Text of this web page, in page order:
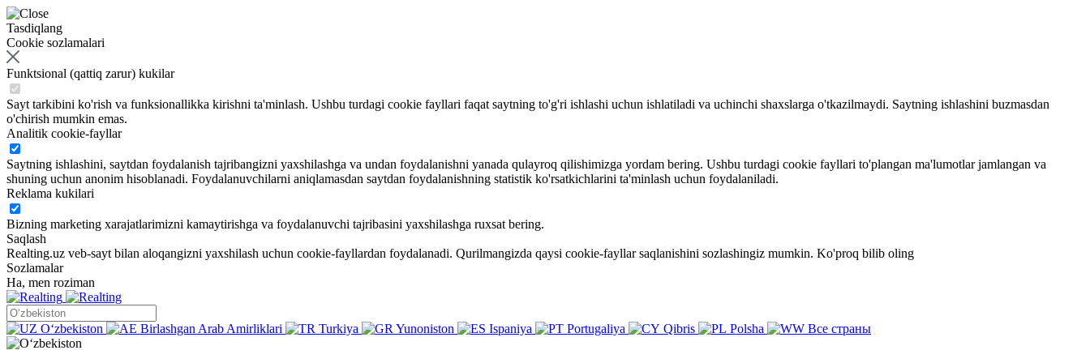
Tasdiqlang
Cookie sozlamalari
Funktsional (qattiq zarur) kukilar
Sayt tarkibini ko'rish va funksionallikka kirishni ta'minlash. Ushbu turdagi cookie fayllari faqat saytning to'g'ri ishlashi uchun ishlatiladi va uchinchi shaxslarga o'tkazilmaydi. Saytning ishlashini buzmasdan
o'chirish mumkin emas.
Analitik cookie-fayllar
Saytning ishlashini, saytdan foydalanish tajribangizni yaxshilashga va undan foydalanishni yanada qulayroq qilishimizga yordam bering. Ushbu turdagi cookie fayllari to'plangan ma'lumotlar jamlangan va
shuning uchun anonim hisoblanadi. Foydalanuvchilarni aniqlamasdan saytdan foydalanishning statistik ko'rsatkichlarini ta'minlash uchun foydalaniladi.
Reklama kukilari
Bizning marketing xarajatlarimizni kamaytirishga va foydalanuvchi tajribasini yaxshilashga ruxsat bering.
Saqlash
Realting.uz veb-sayt bilan aloqangizni yaxshilash uchun cookie-fayllardan foydalanadi. Qurilmangizda qaysi cookie-fayllar saqlanishini sozlashingiz mumkin. Ko'proq bilib oling
Sozlamalar
Ha, men roziman
Oʻzbekiston Birlashgan Arab Amirliklari Turkiya Yunoniston Ispaniya Portugaliya Qibris Polsha Все страны